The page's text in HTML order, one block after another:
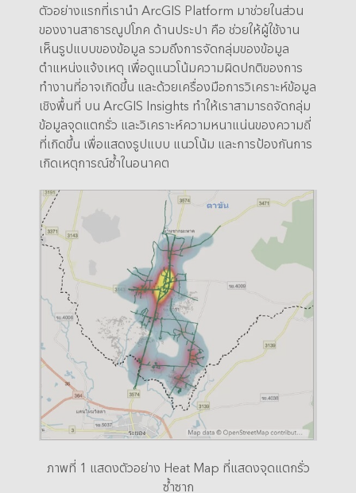
ตัวอย่างแรกที่เรานำ ArcGIS Platform มาช่วยในส่วน
ของงานสาธารณูปโภค ด้านประปา คือ ช่วยให้ผู้ใช้งาน
เห็นรูปแบบของข้อมูล รวมถึงการจัดกลุ่มของข้อมูล
ตำแหน่งแจ้งเหตุ เพื่อดูแนวโน้มความผิดปกติของการ
ทำงานที่อาจเกิดขึ้น และด้วยเครื่องมือการวิเคราะห์ข้อมูล
เชิงพื้นที่ บน ArcGIS Insights ทำให้เราสามารถจัดกลุ่ม
ข้อมูลจุดแตกรั่ว และวิเคราะห์ความหนาแน่นของความถี่
ที่เกิดขึ้น เพื่อแสดงรูปแบบ แนวโน้ม และการป้องกันการ
เกิดเหตุการณ์ซ้ำในอนาคต
ภาพที่ 1 แสดงตัวอย่าง Heat Map ที่แสดงจุดแตกรั่ว
ซ้ำซาก